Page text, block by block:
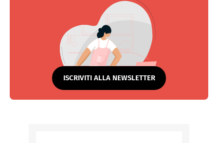
ISCRIVITI ALLA NEWSLETTER